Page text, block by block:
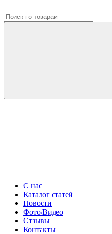
О нас
Каталог статей
Новости
Фото/Видео
Отзывы
Контакты